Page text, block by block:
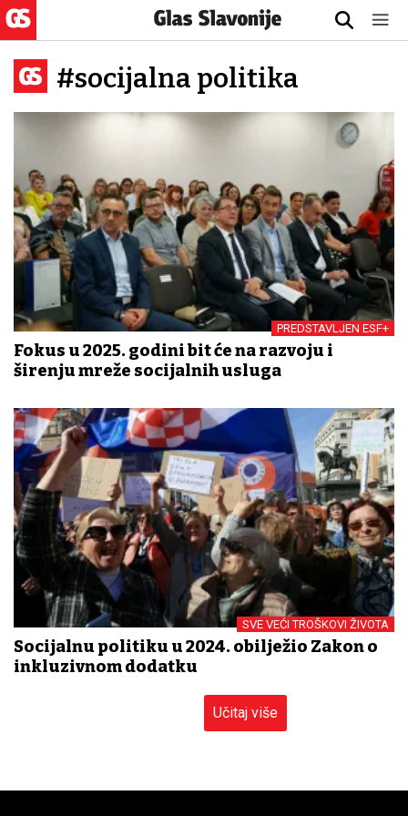
#socijalna politika
PREDSTAVLJEN ESF+
Fokus u 2025. godini bit će na razvoju i
širenju mreže socijalnih usluga
SVE VEĆI TROŠKOVI ŽIVOTA
Socijalnu politiku u 2024. obilježio Zakon o
inkluzivnom dodatku
Učitaj više